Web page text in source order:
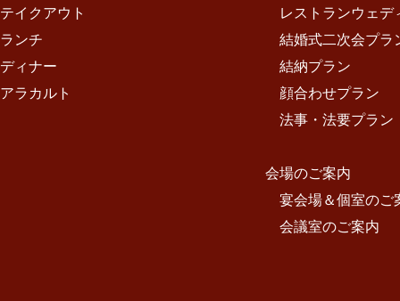
テイクアウト
ランチ
ディナー
アラカルト
レストランウェデ
結婚式二次会プラ
結納プラン
顔合わせプラン
法事・法要プラン
会場のご案内
宴会場＆個室のご
会議室のご案内